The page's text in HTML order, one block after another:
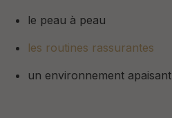
le peau à peau
les routines rassurantes
un environnement apaisant